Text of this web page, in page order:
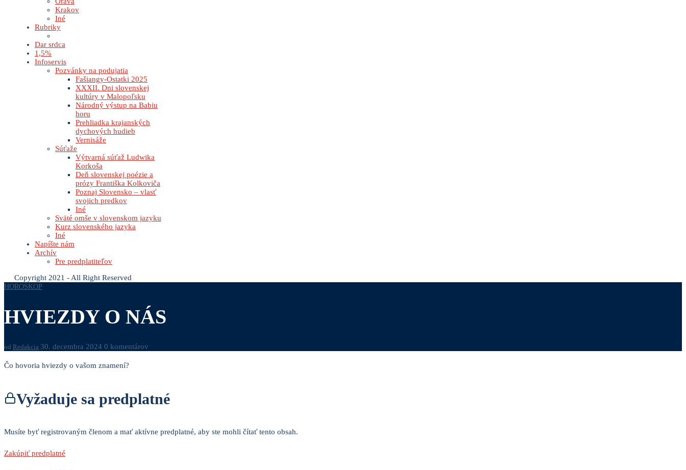
Krakov
Iné
Rubriky
Dar srdca
1,5%
Infoservis
Pozvánky na podujatia
Fašiangy-Ostatki 2025
XXXII. Dni slovenskej
kultúry v Malopoľsku
Národný výstup na Babiu
horu
Prehliadka krajanských
dychových hudieb
Vernisáže
Súťaže
Výtvarná súťaž Ludwika
Korkoša
Deň slovenskej poézie a
prózy Františka Kolkoviča
Poznaj Slovensko – vlasť
svojich predkov
Iné
Sväté omše v slovenskom jazyku
Kurz slovenského jazyka
Iné
Napíšte nám
Archív
Pre predplatiteľov
Copyright 2021 - All Right Reserved
HOROSKOP
HVIEZDY O NÁS
od Redakcia 30. decembra 2024 0 komentárov
Čo hovoria hviezdy o vašom znamení?
Vyžaduje sa predplatné
Musíte byť registrovaným členom a mať aktívne predplatné, aby ste mohli čítať tento obsah.
Zakúpiť predplatné